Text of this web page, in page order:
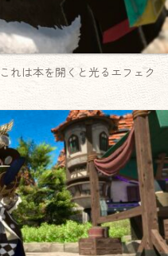
れは本を開くと光るエフェク